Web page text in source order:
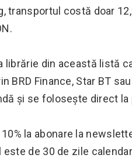
transportul costă doar
librărie din această listă
BRD Finance, Star BT
și se folosește direct
la abonare la
este de 30 de zile